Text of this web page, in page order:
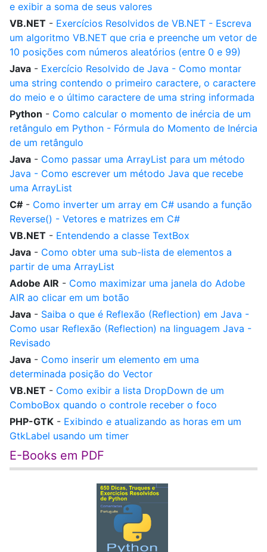
e exibir a soma de seus valores
VB.NET - Exercícios Resolvidos de VB.NET - Escreva
um algoritmo VB.NET que cria e preenche um vetor de
10 posições com números aleatórios (entre 0 e 99)
Java - Exercício Resolvido de Java - Como montar
uma string contendo o primeiro caractere, o caractere
do meio e o último caractere de uma string informada
Python - Como calcular o momento de inércia de um
retângulo em Python - Fórmula do Momento de Inércia
de um retângulo
Java - Como passar uma ArrayList para um método
Java - Como escrever um método Java que recebe
uma ArrayList
C# - Como inverter um array em C# usando a função
Reverse() - Vetores e matrizes em C#
VB.NET - Entendendo a classe TextBox
Java - Como obter uma sub-lista de elementos a
partir de uma ArrayList
Adobe AIR - Como maximizar uma janela do Adobe
AIR ao clicar em um botão
Java - Saiba o que é Reflexão (Reflection) em Java -
Como usar Reflexão (Reflection) na linguagem Java -
Revisado
Java - Como inserir um elemento em uma
determinada posição do Vector
VB.NET - Como exibir a lista DropDown de um
ComboBox quando o controle receber o foco
PHP-GTK - Exibindo e atualizando as horas em um
GtkLabel usando um timer
E-Books em PDF